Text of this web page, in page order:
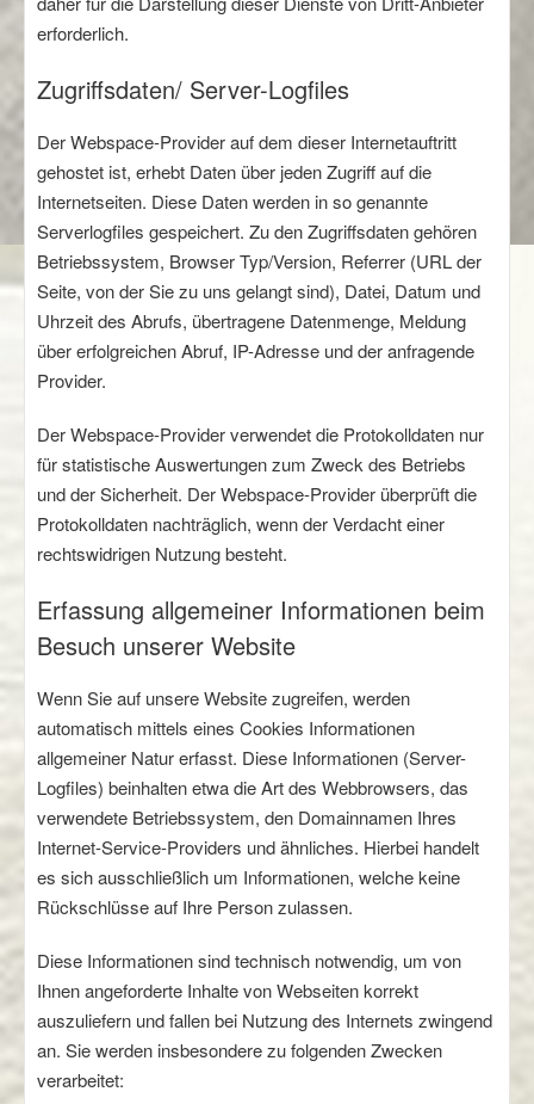
erforderlich.
Zugriffsdaten/ Server-Logfiles
Der Webspace-Provider auf dem dieser Internetauftritt
gehostet ist, erhebt Daten über jeden Zugriff auf die
Internetseiten. Diese Daten werden in so genannte
Serverlogfiles gespeichert. Zu den Zugriffsdaten gehören
Betriebssystem, Browser Typ/Version, Referrer (URL der
Seite, von der Sie zu uns gelangt sind), Datei, Datum und
Uhrzeit des Abrufs, übertragene Datenmenge, Meldung
über erfolgreichen Abruf, IP-Adresse und der anfragende
Provider.
Der Webspace-Provider verwendet die Protokolldaten nur
für statistische Auswertungen zum Zweck des Betriebs
und der Sicherheit. Der Webspace-Provider überprüft die
Protokolldaten nachträglich, wenn der Verdacht einer
rechtswidrigen Nutzung besteht.
Erfassung allgemeiner Informationen beim
Besuch unserer Website
Wenn Sie auf unsere Website zugreifen, werden
automatisch mittels eines Cookies Informationen
allgemeiner Natur erfasst. Diese Informationen (Server-
Logfiles) beinhalten etwa die Art des Webbrowsers, das
verwendete Betriebssystem, den Domainnamen Ihres
Internet-Service-Providers und ähnliches. Hierbei handelt
es sich ausschließlich um Informationen, welche keine
Rückschlüsse auf Ihre Person zulassen.
Diese Informationen sind technisch notwendig, um von
Ihnen angeforderte Inhalte von Webseiten korrekt
auszuliefern und fallen bei Nutzung des Internets zwingend
an. Sie werden insbesondere zu folgenden Zwecken
verarbeitet: